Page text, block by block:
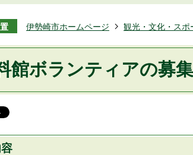
伊勢崎市ホームページ 観光・文化・スポ
館ボランティアの募集